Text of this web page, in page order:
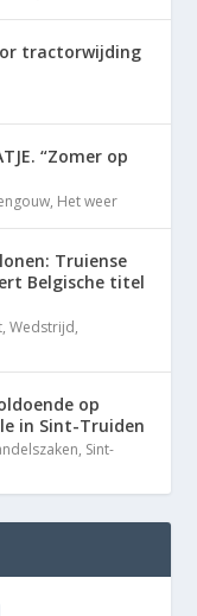
tractorwijding
“Zomer op
, Het weer
Truiense
Belgische titel
,Wedstrijd,
op
in Sint-Truiden
, Sint-